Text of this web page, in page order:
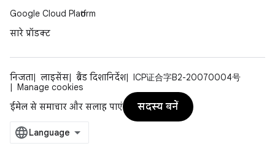
Google Cloud Platform
सारे प्रॉडक्ट
निजता लाइसेंस ब्रैंड दिशानिर्देश
ICP证合字B2-20070004号
Manage cookies
ईमेल से समाचार और सलाह पाएं
सदस्य बनें